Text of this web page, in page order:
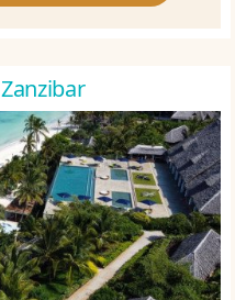
Zanzibar